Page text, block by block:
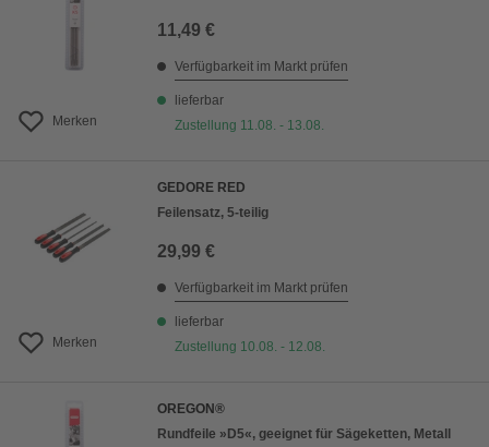
Merken
11,49 €
Verfügbarkeit im Markt prüfen
lieferbar
Zustellung 11.08. - 13.08.
Merken
GEDORE RED
Feilensatz, 5-teilig
29,99 €
Verfügbarkeit im Markt prüfen
lieferbar
Zustellung 10.08. - 12.08.
OREGON®
Rundfeile »D5«, geeignet für Sägeketten, Metall